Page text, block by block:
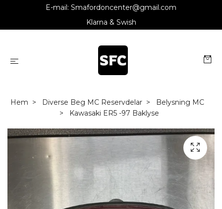
E-mail: Smafordoncenter@gmail.com
Klarna & Swish
Hem Diverse Beg MC Reservdelar
Belysning MC
Kawasaki ER5 -97 Baklyse